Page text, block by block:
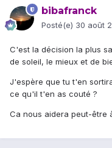
bibafranck
Posté(e) 30 août
C'est la décision la plus
de soleil, le mieux et de
J'espère que tu t'en
ce qu'il t'en as couté ?
Ca nous aidera peut-être